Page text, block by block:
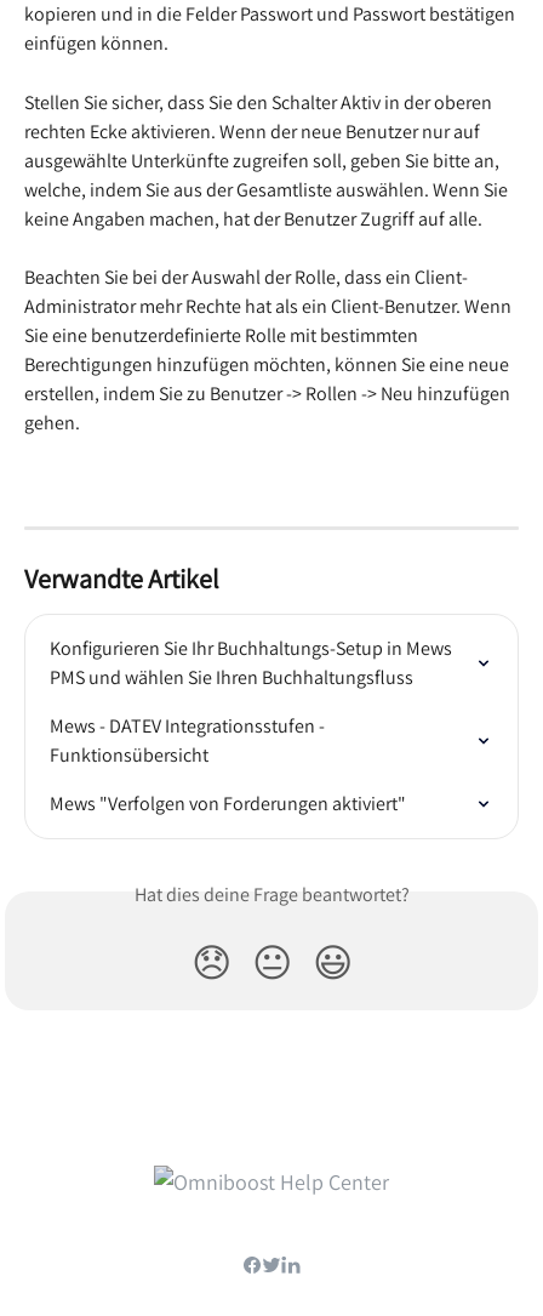
kopieren und in die Felder Passwort und Passwort bestätigen
einfügen können.
Stellen Sie sicher, dass Sie den Schalter Aktiv in der oberen
rechten Ecke aktivieren. Wenn der neue Benutzer nur auf
ausgewählte Unterkünfte zugreifen soll, geben Sie bitte an,
welche, indem Sie aus der Gesamtliste auswählen. Wenn Sie
keine Angaben machen, hat der Benutzer Zugriff auf alle.
Beachten Sie bei der Auswahl der Rolle, dass ein Client-
Administrator mehr Rechte hat als ein Client-Benutzer. Wenn
Sie eine benutzerdefinierte Rolle mit bestimmten
Berechtigungen hinzufügen möchten, können Sie eine neue
erstellen, indem Sie zu Benutzer -> Rollen -> Neu hinzufügen
gehen.
Verwandte Artikel
Konfigurieren Sie Ihr Buchhaltungs-Setup in Mews
PMS und wählen Sie Ihren Buchhaltungsfluss
Mews - DATEV Integrationsstufen -
Funktionsübersicht
Mews "Verfolgen von Forderungen aktiviert"
Hat dies deine Frage beantwortet?
😞 😐 😃